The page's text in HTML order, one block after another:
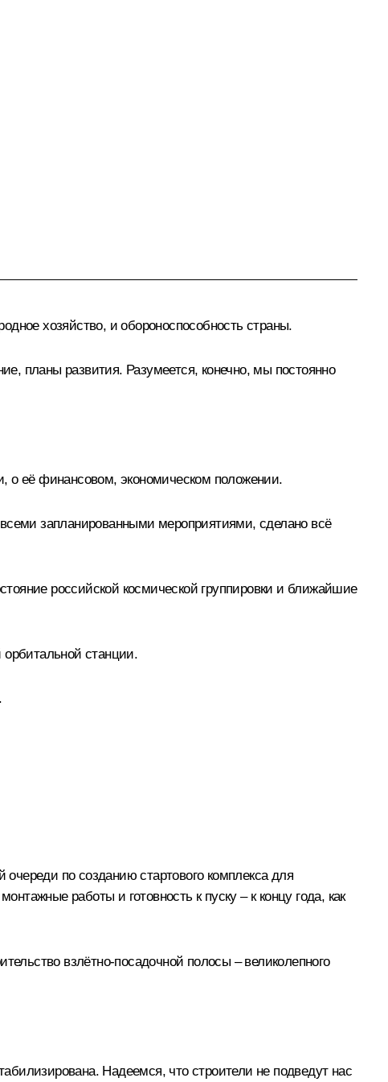
хозяйство, и обороноспособность страны.
планы развития. Разумеется, конечно, мы постоянно
о её финансовом, экономическом положении.
запланированными мероприятиями, сделано всё
российской космической группировки и ближайшие
станции.
по созданию стартового комплекса для
работы и готовность к пуску – к концу года, как
взлётно-посадочной полосы – великолепного
Надеемся, что строители не подведут нас